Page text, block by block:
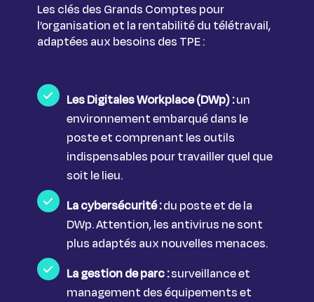
Les clés des Grands Comptes pour
l’organisation et la rentabilité du télétravail,
adaptées aux besoins des TPE :
Les Digitales Workplace (DWp) :un
environnement embarqué dans le
poste et comprenant les outils
indispensables pour travailler quel que
soit le lieu.
La cybersécurité :du poste et de la
DWp. Attention, les antivirus ne sont
plus adaptés aux nouvelles menaces.
La gestion de parc :surveillance et
management des équipements et